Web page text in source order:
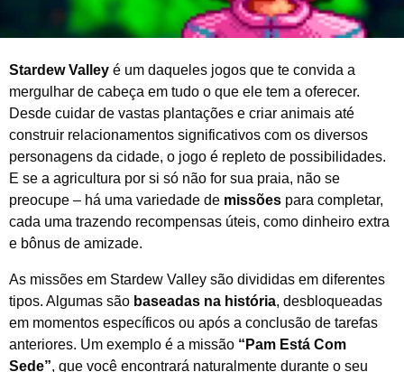
Stardew Valley é um daqueles jogos que te convida a
mergulhar de cabeça em tudo o que ele tem a oferecer.
Desde cuidar de vastas plantações e criar animais até
construir relacionamentos significativos com os diversos
personagens da cidade, o jogo é repleto de possibilidades.
E se a agricultura por si só não for sua praia, não se
preocupe – há uma variedade de missões para completar,
cada uma trazendo recompensas úteis, como dinheiro extra
e bônus de amizade.
As missões em Stardew Valley são divididas em diferentes
tipos. Algumas são baseadas na história, desbloqueadas
em momentos específicos ou após a conclusão de tarefas
anteriores. Um exemplo é a missão “Pam Está Com
Sede”, que você encontrará naturalmente durante o seu